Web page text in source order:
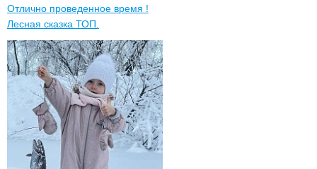
Отлично проведенное время !
Лесная сказка ТОП.